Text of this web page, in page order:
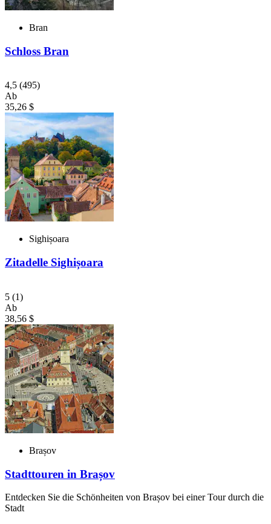
Bran
Schloss Bran
4,5 (495)
Ab
35,26 $
Sighișoara
Zitadelle Sighișoara
5 (1)
Ab
38,56 $
Brașov
Stadttouren in Brașov
Entdecken Sie die Schönheiten von Brașov bei einer Tour durch die
Stadt